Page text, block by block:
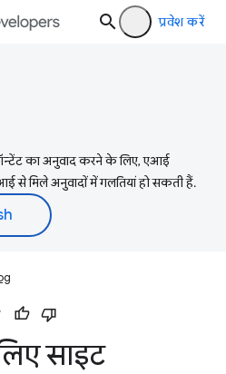
प्रवेश करें
का अनुवाद करने के लिए, एआई
से मिले अनुवादों में गलतियां हो सकती हैं.
साइट